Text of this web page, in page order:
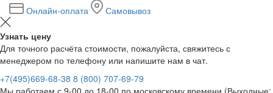
Онлайн-оплата
Самовывоз
Узнать цену
Для точного расчёта стоимости, пожалуйста, свяжитесь с
менеджером по телефону или напишите нам в чат.
+7(495)669-68-38 8 (800) 707-69-79
Мы работаем с 9-00 до 18-00 по московскому времени (Выходные: